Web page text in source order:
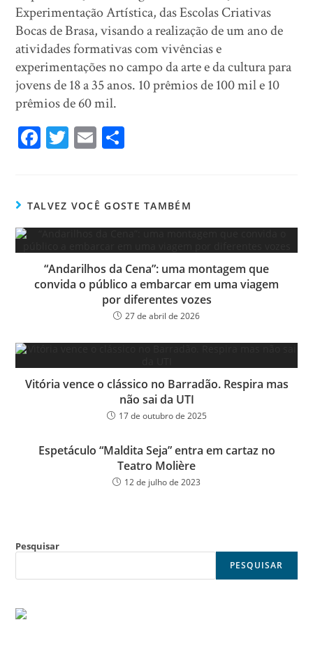
Experimentação Artística, das Escolas Criativas
Bocas de Brasa, visando a realização de um ano de
atividades formativas com vivências e
experimentações no campo da arte e da cultura para
jovens de 18 a 35 anos. 10 prêmios de 100 mil e 10
prêmios de 60 mil.
Fa
ok
T
er
E
TALVEZ VOCÊ GOSTE TAMBÉM
“Andarilhos da Cena”: uma montagem que
convida o público a embarcar em uma viagem
por diferentes vozes
27 de abril de 2026
Vitória vence o clássico no Barradão. Respira mas
não sai da UTI
17 de outubro de 2025
Espetáculo “Maldita Seja” entra em cartaz no
Teatro Molière
12 de julho de 2023
Pesquisar
PESQUISAR